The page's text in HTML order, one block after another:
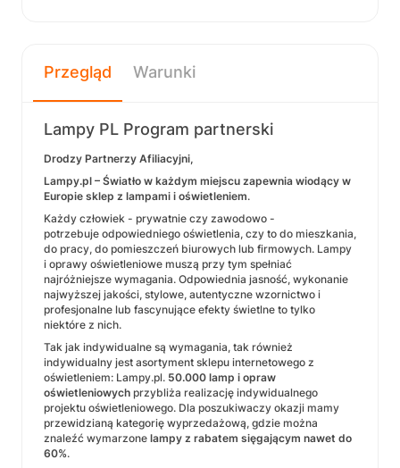
Przegląd Warunki
Lampy PL Program partnerski
Drodzy Partnerzy Afiliacyjni,
Lampy.pl – Światło w każdym miejscu zapewnia wiodący w
Europie sklep z lampami i oświetleniem.
Każdy człowiek - prywatnie czy zawodowo -
potrzebuje odpowiedniego oświetlenia, czy to do mieszkania,
do pracy, do pomieszczeń biurowych lub firmowych. Lampy
i oprawy oświetleniowe muszą przy tym spełniać
najróżniejsze wymagania. Odpowiednia jasność, wykonanie
najwyższej jakości, stylowe, autentyczne wzornictwo i
profesjonalne lub fascynujące efekty świetlne to tylko
niektóre z nich.
Tak jak indywidualne są wymagania, tak również
indywidualny jest asortyment sklepu internetowego z
oświetleniem: Lampy.pl. 50.000 lamp i opraw
oświetleniowych przybliża realizację indywidualnego
projektu oświetleniowego. Dla poszukiwaczy okazji mamy
przewidzianą kategorię wyprzedażową, gdzie można
znaleźć wymarzone lampy z rabatem sięgającym nawet do
60%.